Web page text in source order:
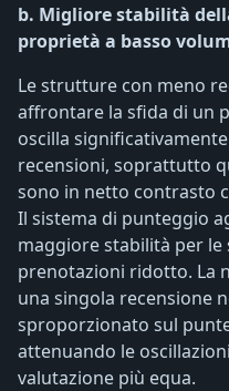
b. Migliore stabilità
proprietà a basso
Le strutture con meno
affrontare la sfida di un
oscilla
recensioni, soprattutto
sono in netto contrasto
Il sistema di punteggio
maggiore stabilità per
prenotazioni ridotto. La
una singola recensione
sproporzionato sul
attenuando le
valutazione più equa.